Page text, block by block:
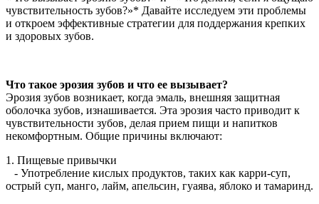
чувствительность зубов?»* Давайте исследуем эти проблемы
и откроем эффективные стратегии для поддержания крепких
и здоровых зубов.
Что такое эрозия зубов и что ее вызывает?
Эрозия зубов возникает, когда эмаль, внешняя защитная
оболочка зубов, изнашивается. Эта эрозия часто приводит к
чувствительности зубов, делая прием пищи и напитков
некомфортным. Общие причины включают:
1. Пищевые привычки
- Употребление кислых продуктов, таких как карри-суп,
острый суп, манго, лайм, апельсин, гуаява, яблоко и тамаринд.